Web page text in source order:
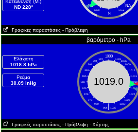
Κατεύθυνση (Μ.)
ND 228°
ND
NA
N
NND NNA
Γραφικές παραστάσεις - Πρόβλεψη
βαρόμετρο - hPa
Ελάχιστη
1018.8 hPa
Ρεύμα
30.09 inHg
1000
991 1009
982 1018
973 1027
997 1003
994 1006
988
1012
985
1015
979
1021
976
1024
970
1030
964
1036
|
1019.0
Γραφικές παραστάσεις - Πρόβλεψη - Χάρτης